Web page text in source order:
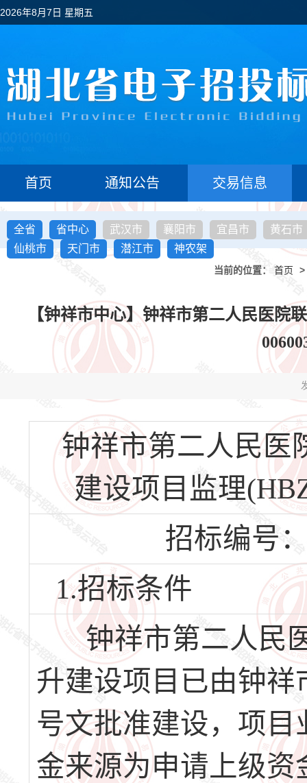
2026年8月7日 星期五
首页 通知公告 交易信息
全省 省中心 武汉市 襄阳市 宜昌市
黄石市
仙桃市
天门市 潜江市 神农架
当前的位置： 首页 >
【钟祥市中心】钟祥市第二人民医院
钟祥市第二人民医
建设项目监理
招标编号
1.招标条件
钟祥市第二人民
升建设项目已由钟祥
号文批准建设，项
金来源为申请上级